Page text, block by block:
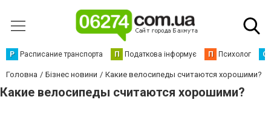
Р Расписание транспорта П Податкова інформує П Психолог С
Головна Бізнес новини Какие велосипеды считаются хорошими?
Какие велосипеды считаются хорошими?